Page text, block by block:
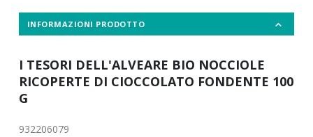
INFORMAZIONI PRODOTTO
I TESORI DELL'ALVEARE BIO NOCCIOLE
RICOPERTE DI CIOCCOLATO FONDENTE 100
G
932206079